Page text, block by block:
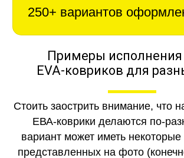
250+ вариантов
Примеры
EVA-ковриков для
Стоить заострить внимание, что
ЕВА-коврики делаются по-
вариант может иметь некоторые
представленных на фото